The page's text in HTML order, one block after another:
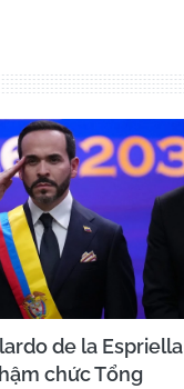
de la Espriella
chức Tổng